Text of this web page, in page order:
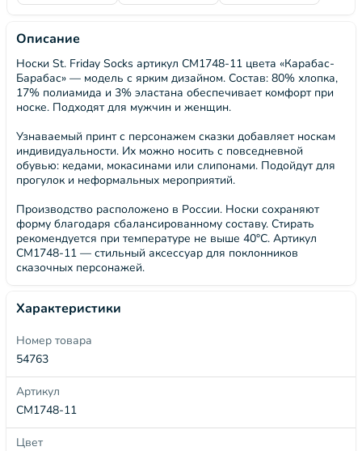
Описание
Носки St. Friday Socks артикул СМ1748-11 цвета «Карабас-
Барабас» — модель с ярким дизайном. Состав: 80% хлопка,
17% полиамида и 3% эластана обеспечивает комфорт при
носке. Подходят для мужчин и женщин.
Узнаваемый принт с персонажем сказки добавляет носкам
индивидуальности. Их можно носить с повседневной
обувью: кедами, мокасинами или слипонами. Подойдут для
прогулок и неформальных мероприятий.
Производство расположено в России. Носки сохраняют
форму благодаря сбалансированному составу. Стирать
рекомендуется при температуре не выше 40°C. Артикул
СМ1748-11 — стильный аксессуар для поклонников
сказочных персонажей.
Характеристики
Номер товара
54763
Артикул
СМ1748-11
Цвет